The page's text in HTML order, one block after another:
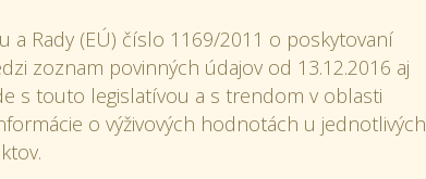
a Rady (EÚ) číslo 1169/2011 o poskytovaní
zoznam povinných údajov od 13.12.2016 aj
s touto legislatívou a s trendom v oblasti
o výživových hodnotách u jednotlivých